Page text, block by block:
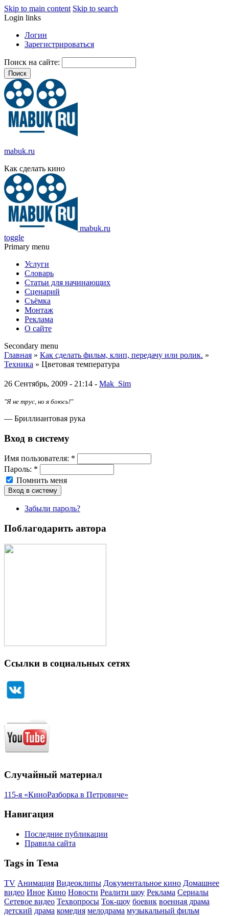
Skip to main content Skip to search
Login links
Логин
Зарегистрироваться
Поиск на сайте:
mabuk.ru
Как сделать кино
mabuk.ru
toggle
Primary menu
Услуги
Словарь
Статьи для начинающих
Сценарий
Съёмка
Монтаж
Реклама
О сайте
Secondary menu
Главная » Как сделать фильм, клип, передачу или ролик. »
Техника » Цветовая температура
26 Сентябрь, 2009 - 21:14 - Mak_Sim
"Я не трус, но я боюсь!"
— Бриллиантовая рука
Вход в систему
Имя пoльзовaтeля: *
Пароль: *
Помнить меня
Забыли пароль?
Поблагодарить автора
Ссылки в социальных сетях
Случайный материал
115-я «КиноРазборка в Петровиче»
Навигация
Последние публикации
Правила сайта
Tags in Тема
TV Анимация Видеоклипы Документальное кино Домашнее
видео Иное Кино Новости Реалити шоу Реклама Сериалы
Сетевое видео Техвопросы Ток-шоу боевик военная драма
детский драма комедия мелодрама музыкальный фильм